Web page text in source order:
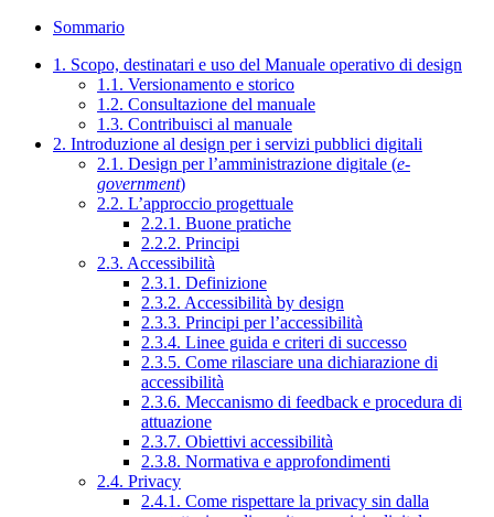
Sommario
1. Scopo, destinatari e uso del Manuale operativo di design
1.1. Versionamento e storico
1.2. Consultazione del manuale
1.3. Contribuisci al manuale
2. Introduzione al design per i servizi pubblici digitali
2.1. Design per l’amministrazione digitale (e-
government)
2.2. L’approccio progettuale
2.2.1. Buone pratiche
2.2.2. Principi
2.3. Accessibilità
2.3.1. Definizione
2.3.2. Accessibilità by design
2.3.3. Principi per l’accessibilità
2.3.4. Linee guida e criteri di successo
2.3.5. Come rilasciare una dichiarazione di
accessibilità
2.3.6. Meccanismo di feedback e procedura di
attuazione
2.3.7. Obiettivi accessibilità
2.3.8. Normativa e approfondimenti
2.4. Privacy
2.4.1. Come rispettare la privacy sin dalla